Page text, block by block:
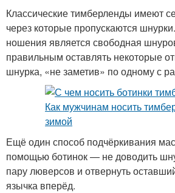
Классические тимберленды имеют
через которые пропускаются
ношения является свободная
правильным оставлять некоторые
шнурка, «не заметив» по одному с
Ещё один способ подчёркивания
помощью ботинок — не доводить
пару люверсов и отвернуть
язычка вперёд.